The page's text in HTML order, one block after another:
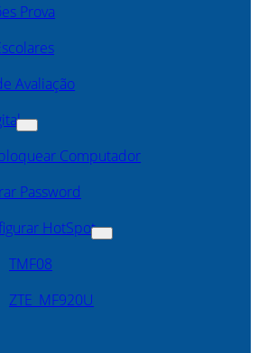
Prova
Avaliação
Computador
Password
HotSpot
TMF08
ZTE_MF920U